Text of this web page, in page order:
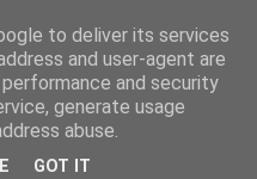
to deliver its services
and user-agent are
and security
generate usage
abuse.
GOT IT